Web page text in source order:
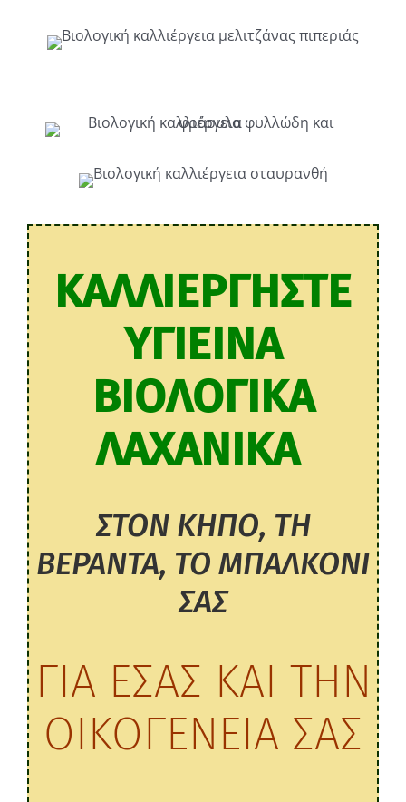
ΚΑΛΛΙΕΡΓΗΣΤΕ
ΥΓΙΕΙΝΑ
ΒΙΟΛΟΓΙΚΑ
ΛΑΧΑΝΙΚΑ
ΣΤΟΝ ΚΗΠΟ, ΤΗ
ΒΕΡΑΝΤΑ, ΤΟ ΜΠΑΛΚΟΝΙ
ΣΑΣ
ΓΙΑ ΕΣΑΣ ΚΑΙ ΤΗΝ
ΟΙΚΟΓΕΝΕΙΑ ΣΑΣ